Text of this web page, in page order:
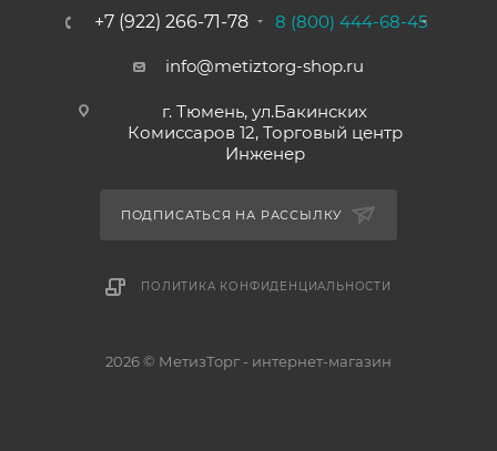
+7 (922) 266-71-78 8 (800) 444-68-45
info@metiztorg-shop.ru
г. Тюмень, ул.Бакинских
Комиссаров 12, Торговый центр
Инженер
ПОДПИСАТЬСЯ НА РАССЫЛКУ
ПОЛИТИКА КОНФИДЕНЦИАЛЬНОСТИ
2026 © МетизТорг - интернет-магазин